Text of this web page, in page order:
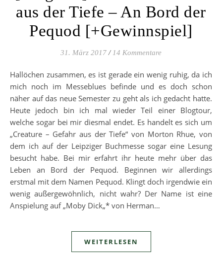
aus der Tiefe – An Bord der
Pequod [+Gewinnspiel]
31. März 2017 / 14 Kommentare
Hallöchen zusammen, es ist gerade ein wenig ruhig, da ich
mich noch im Messeblues befinde und es doch schon
näher auf das neue Semester zu geht als ich gedacht hatte.
Heute jedoch bin ich mal wieder Teil einer Blogtour,
welche sogar bei mir diesmal endet. Es handelt es sich um
„Creature – Gefahr aus der Tiefe“ von Morton Rhue, von
dem ich auf der Leipziger Buchmesse sogar eine Lesung
besucht habe. Bei mir erfahrt ihr heute mehr über das
Leben an Bord der Pequod. Beginnen wir allerdings
erstmal mit dem Namen Pequod. Klingt doch irgendwie ein
wenig außergewöhnlich, nicht wahr? Der Name ist eine
Anspielung auf „Moby Dick„* von Herman…
WEITERLESEN